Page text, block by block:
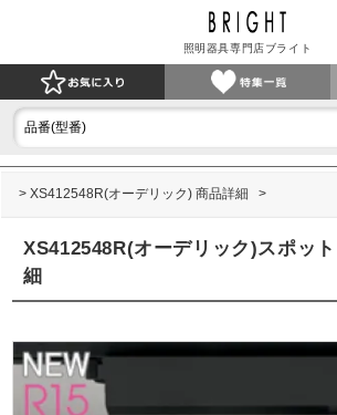
照明器具専門店ブライト
XS412548R(オーデリック) 商品詳細
XS412548R(オーデリック)スポッ
細